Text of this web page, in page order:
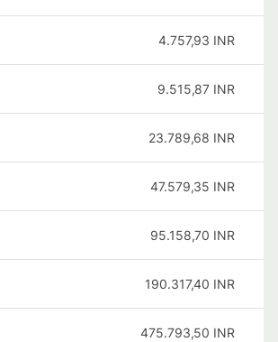
4.757,93 INR
9.515,87 INR
23.789,68 INR
47.579,35 INR
95.158,70 INR
190.317,40 INR
475.793,50 INR